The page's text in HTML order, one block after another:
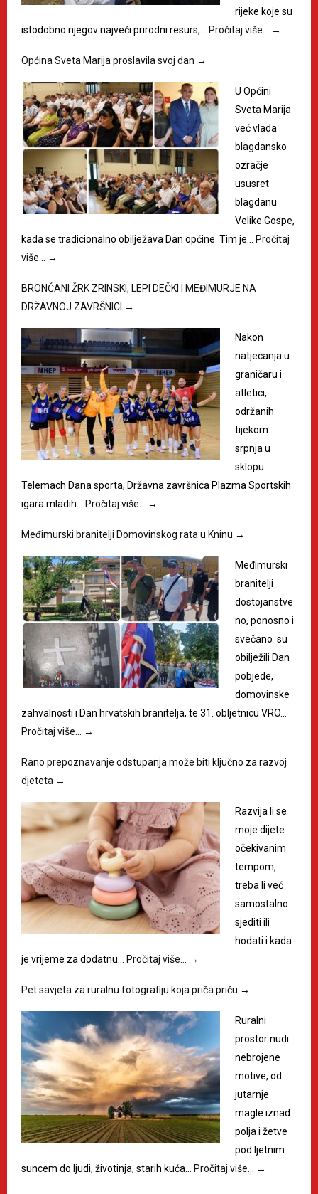
rijeke koje su
istodobno njegov najveći prirodni resurs,… Pročitaj više… →
Općina Sveta Marija proslavila svoj dan →
U Općini
Sveta Marija
već vlada
blagdansko
ozračje
ususret
blagdanu
Velike Gospe,
kada se tradicionalno obilježava Dan općine. Tim je… Pročitaj
više… →
BRONČANI ŽRK ZRINSKI, LEPI DEČKI I MEĐIMURJE NA
DRŽAVNOJ ZAVRŠNICI →
Nakon
natjecanja u
graničaru i
atletici,
održanih
tijekom
srpnja u
sklopu
Telemach Dana sporta, Državna završnica Plazma Sportskih
igara mladih… Pročitaj više… →
Međimurski branitelji Domovinskog rata u Kninu →
Međimurski
branitelji
dostojanstve
no, ponosno i
svečano su
obilježili Dan
pobjede,
domovinske
zahvalnosti i Dan hrvatskih branitelja, te 31. obljetnicu VRO…
Pročitaj više… →
Rano prepoznavanje odstupanja može biti ključno za razvoj
djeteta →
Razvija li se
moje dijete
očekivanim
tempom,
treba li već
samostalno
sjediti ili
hodati i kada
je vrijeme za dodatnu… Pročitaj više… →
Pet savjeta za ruralnu fotografiju koja priča priču →
Ruralni
prostor nudi
nebrojene
motive, od
jutarnje
magle iznad
polja i žetve
pod ljetnim
suncem do ljudi, životinja, starih kuća… Pročitaj više… →